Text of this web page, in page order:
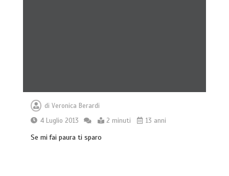
diVeronica Berardi
4 Luglio 2013
2 minuti 13 anni
Se mi fai paura ti sparo